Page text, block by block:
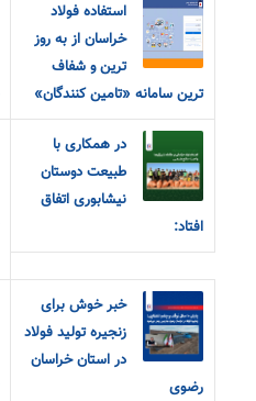
استفاده فولاد
خراسان از به روز
ترین و شفاف
ترین سامانه «تامین کنندگان»
در همکاری با
طبیعت دوستان
نیشابوری اتفاق
افتاد:
خبر خوش برای
زنجیره تولید فولاد
در استان خراسان
رضوی